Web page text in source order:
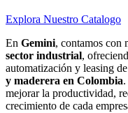
Explora Nuestro Catalogo
En Gemini, contamos con
sector industrial,
automatización y leasing
y maderera en Colombia
mejorar la productividad,
crecimiento de cada